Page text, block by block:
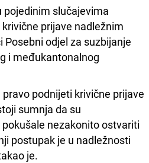
pojedinim slučajevima
prijave nadležnim
odjel za suzbijanje
i međukantonalnog
podnijeti krivične prijave
sumnja da su
nezakonito ostvariti
postupak je u nadležnosti
je.